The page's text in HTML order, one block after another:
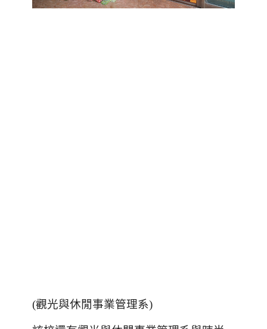
(觀光與休閒事業管理系)